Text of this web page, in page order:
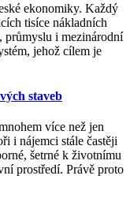
ekonomiky. Každý
tisíce nákladních
průmyslu i mezinárodní
jehož cílem je
staveb
více než jen
i nájemci stále častěji
šetrné k životnímu
prostředí. Právě proto